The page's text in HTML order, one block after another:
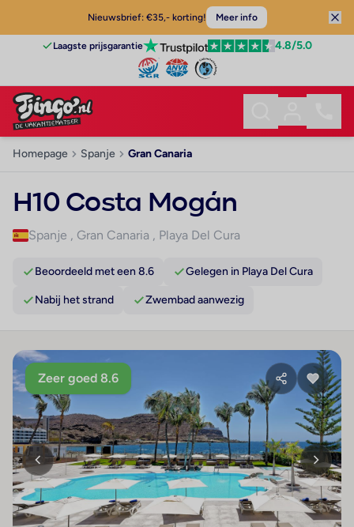
Nieuwsbrief: €35,- korting! Meer info
Laagste prijsgarantie 4.8/5.0
Homepage Spanje Gran Canaria
H10 Costa Mogán
Spanje , Gran Canaria , Playa Del Cura
Beoordeeld met een 8.6 Gelegen in Playa Del Cura
Nabij het strand Zwembad aanwezig
Zeer goed 8.6